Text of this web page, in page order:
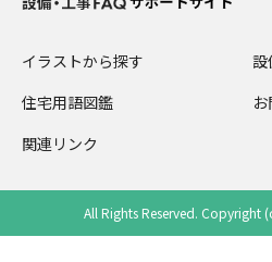
イラストから探す
設
住宅用語図鑑
関連リンク
All Rights Reserved. Copyright